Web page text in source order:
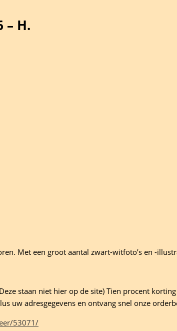
– H.
Met een groot aantal zwart-witfoto’s en -
staan niet hier op de site) Tien procent
uw adresgegevens en ontvang snel onze
53071/